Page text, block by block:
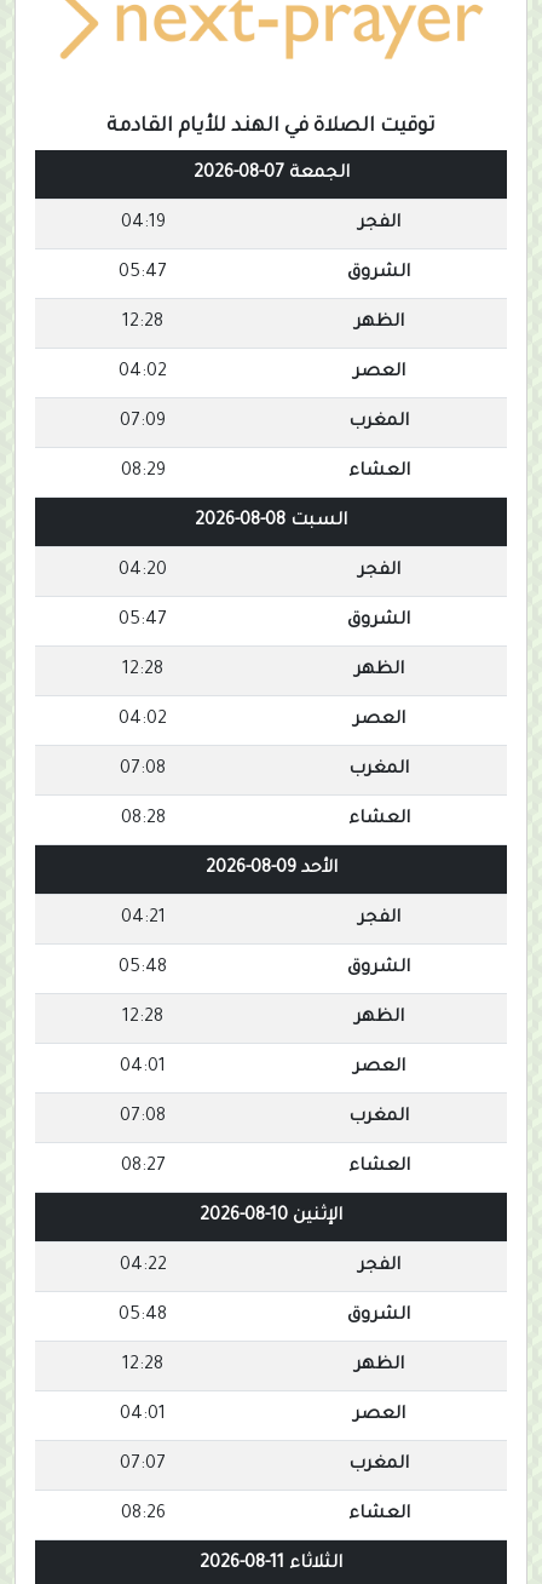
توقيت الصلاة في الهند للأيام القادمة
الجمعة 07-08-2026
الفجر 04:19
الشروق 05:47
الظهر 12:28
العصر 04:02
المغرب 07:09
العشاء 08:29
السبت 08-08-2026
الفجر 04:20
الشروق 05:47
الظهر 12:28
العصر 04:02
المغرب 07:08
العشاء 08:28
الأحد 09-08-2026
الفجر 04:21
الشروق 05:48
الظهر 12:28
العصر 04:01
المغرب 07:08
العشاء 08:27
الإثنين 10-08-2026
الفجر 04:22
الشروق 05:48
الظهر 12:28
العصر 04:01
المغرب 07:07
العشاء 08:26
الثلاثاء 11-08-2026